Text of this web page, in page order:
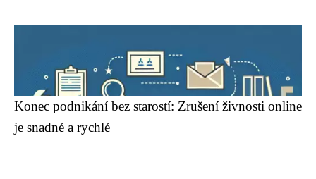
Konec podnikání bez starostí: Zrušení živnosti online
je snadné a rychlé